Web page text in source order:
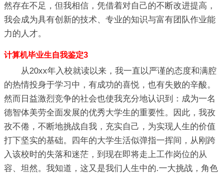
然存在不足，但我相信，凭借着对自己的不断改进提高，
我会成为具有创新的技术、专业的知识与富有团队作业能
力的人才。
计算机毕业生自我鉴定3
从20xx年入校就读以来，我一直以严谨的态度和满腔
的热情投身于学习中，有成功的喜悦，也有失败的辛酸。
然而日益激烈竞争的社会也使我充分地认识到：成为一名
德智体美劳全面发展的优秀大学生的重要性。因此，我孜
孜不倦，不断地挑战自我，充实自己，为实现人生的价值
打下坚实的基础。四年的大学生活似弹指一挥间，从刚跨
入该校时的失落和迷茫，到现在即将走上工作岗位的从
容、坦然。我知道，这又是我们人生中的.一大挑战，角色